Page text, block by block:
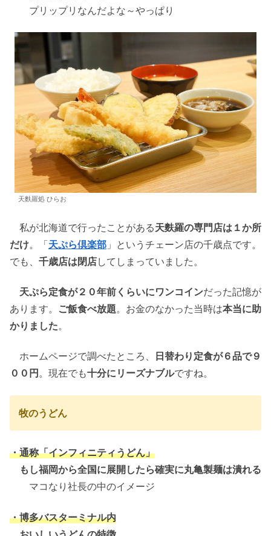
プリップリなんだよな～やっぱり
天麩羅処 ひらお
私が北海道で行ったことがある天麩羅の専門店は１か所
だけ。「天ぷら倶楽部 」というチェーン店の千歳点です。
でも、 千歳店は閉店してしまっていました。
天ぷら定食が２０年前くらいにワンコインだった記憶が
あります。 ご飯食べ放題。お金のなかった当時は本当に助
かりました。
ホームページで調べたところ、
日替わり定食が６品で９
００円 。現在でも十分にリーズナブルですね。
牧のうどん
・通称「インフィニティうどん」
もし福岡から全国に展開したら確実に丸亀製麺は潰れる
マコなり社長の中のイメージ
・博多バスターミナル内